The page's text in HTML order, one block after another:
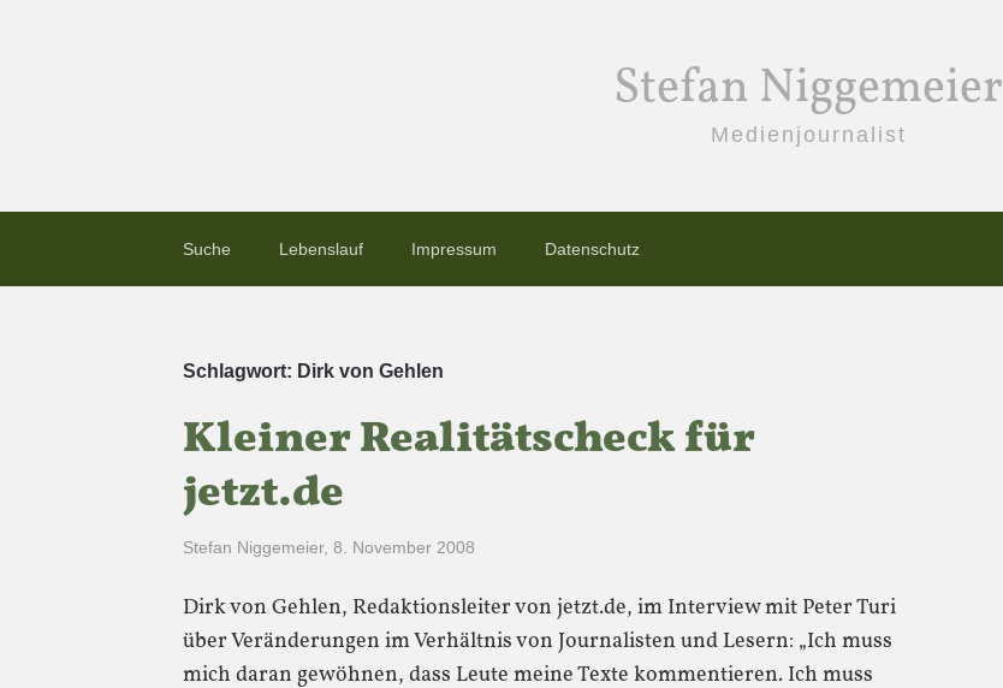
Stefan Niggemeier
Medienjournalist
Suche Lebenslauf Impressum Datenschutz
Schlagwort: Dirk von Gehlen
Kleiner Realitätscheck für
jetzt.de
Stefan Niggemeier, 8. November 2008
Dirk von Gehlen, Redaktionsleiter von jetzt.de, im Interview mit Peter Turi
über Veränderungen im Verhältnis von Journalisten und Lesern: „Ich muss
mich daran gewöhnen, dass Leute meine Texte kommentieren. Ich muss